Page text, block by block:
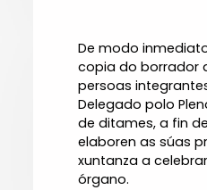
De modo
copia do borrador
persoas
Delegado polo
de ditames, a fin
elaboren as súas
xuntanza a
órgano.